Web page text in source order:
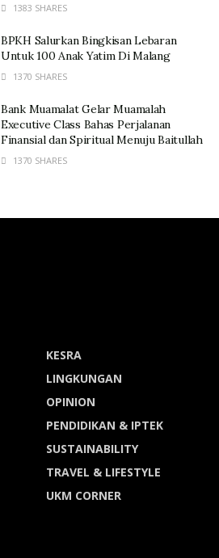
1383 SHARES
BPKH Salurkan Bingkisan Lebaran
Untuk 100 Anak Yatim Di Malang
1370 SHARES
Bank Muamalat Gelar Muamalah
Executive Class Bahas Perjalanan
Finansial dan Spiritual Menuju Baitullah
1370 SHARES
KESRA
LINGKUNGAN
OPINION
PENDIDIKAN & IPTEK
SUSTAINABILITY
TRAVEL & LIFESTYLE
UKM CORNER